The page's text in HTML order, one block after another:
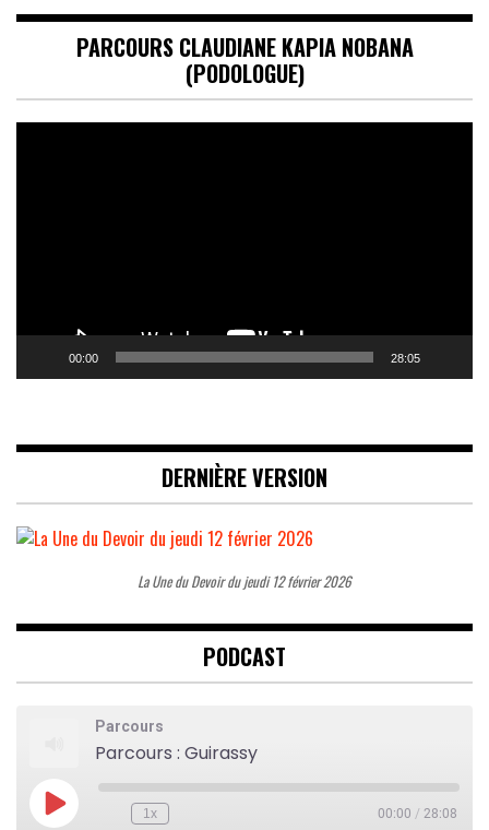
PARCOURS CLAUDIANE KAPIA NOBANA
(PODOLOGUE)
00:00 28:05
DERNIÈRE VERSION
La Une du Devoir du jeudi 12 février 2026
PODCAST
Parcours
Parcours : Guirassy
Play
Episode
Rewind
1x 00:00 / 28:08